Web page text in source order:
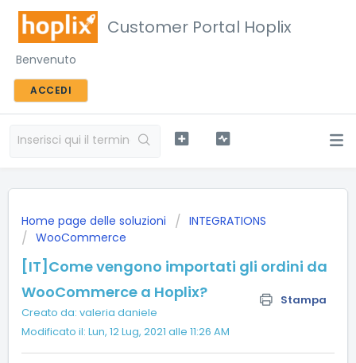
Customer Portal Hoplix
Benvenuto
ACCEDI
Home page delle soluzioni
INTEGRATIONS
WooCommerce
[IT]Come vengono importati gli ordini da
WooCommerce a Hoplix?
Stampa
Creato da: valeria daniele
Modificato il: Lun, 12 Lug, 2021 alle 11:26 AM